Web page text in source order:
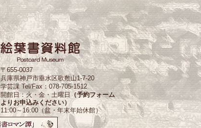
〒655-0037
兵庫県神戸市垂水区歌敷山1-7-20
学芸課 Tel/Fax：078-705-1512
開館日：火・金・土曜日 （予約フォーム
よりお申込みください）
11:00～16:00（盆・年末年始休館）